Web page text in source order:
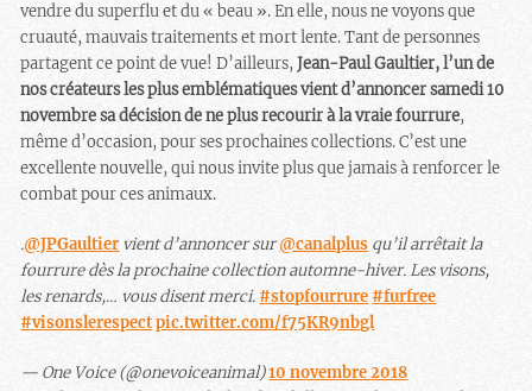
vendre du superflu et du « beau ». En elle, nous ne voyons que
cruauté, mauvais traitements et mort lente. Tant de personnes
partagent ce point de vue! D’ailleurs,Jean-Paul Gaultier, l’un de
nos créateurs les plus emblématiques vient d’annoncer samedi 10
novembre sa décision de ne plus recourir à la vraie fourrure,
même d’occasion, pour ses prochaines collections. C’est une
excellente nouvelle, qui nous invite plus que jamais à renforcer le
combat pour ces animaux.
.@JPGaultier vient d’annoncer sur@canalplus qu’il arrêtait la
fourrure dès la prochaine collection automne-hiver. Les visons,
les renards,… vous disent merci. #stopfourrure #furfree
#visonslerespect pic.twitter.com/f75KR9nbgl
— One Voice (@onevoiceanimal)10 novembre 2018